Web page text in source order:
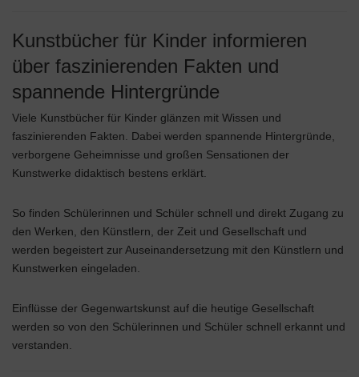
Kunstbücher für Kinder informieren
über faszinierenden Fakten und
spannende Hintergründe
Viele Kunstbücher für Kinder glänzen mit Wissen und
faszinierenden Fakten. Dabei werden spannende Hintergründe,
verborgene Geheimnisse und großen Sensationen der
Kunstwerke didaktisch bestens erklärt.
So finden Schülerinnen und Schüler schnell und direkt Zugang zu
den Werken, den Künstlern, der Zeit und Gesellschaft und
werden begeistert zur Auseinandersetzung mit den Künstlern und
Kunstwerken eingeladen.
Einflüsse der Gegenwartskunst auf die heutige Gesellschaft
werden so von den Schülerinnen und Schüler schnell erkannt und
verstanden.